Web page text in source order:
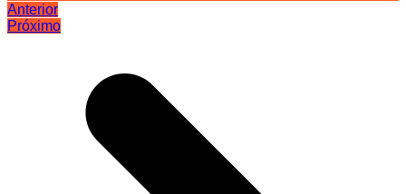
Anterior
Próximo